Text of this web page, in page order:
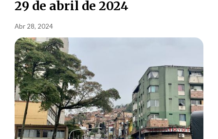
29 de abril de 2024
Abr 28, 2024